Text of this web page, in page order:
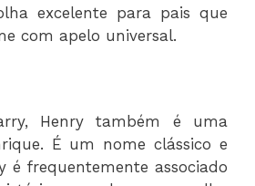
excelente para pais que
com apelo universal.
Henry também é uma
É um nome clássico e
é frequentemente associado